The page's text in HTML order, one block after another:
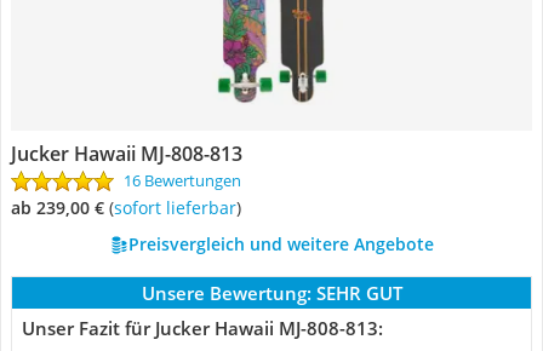
Jucker Hawaii MJ-808-813
16 Bewertungen
ab 239,00 € ( Sofort lieferbar)
Preisvergleich und weitere Angebote
Unsere Bewertung: SEHR GUT
Unser Fazit für Jucker Hawaii MJ-808-813: